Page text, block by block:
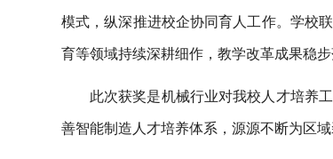
模式，纵深推进校企协同育人工作。学校
育等领域持续深耕细作，教学改革成果稳步
此次获奖是机械行业对我校人才培养
善智能制造人才培养体系，源源不断为区